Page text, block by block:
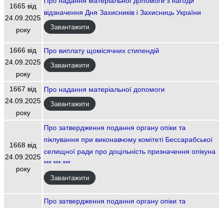
1665 від
24.09.2025
року
відзначення Дня Захисників і Захисниць України
Завантажити
1666 від
24.09.2025
року
Про виплату щомісячних стипендій
Завантажити
1667 від
24.09.2025
року
Про надання матеріальної допомоги
Завантажити
1668 від
24.09.2025
року
Про затвердження подання органу опіки та
піклування при виконавчому комітеті Бессарабської
селищної ради про доцільність призначення опікуна
*** *** ***
Завантажити
Про затвердження подання органу опіки та